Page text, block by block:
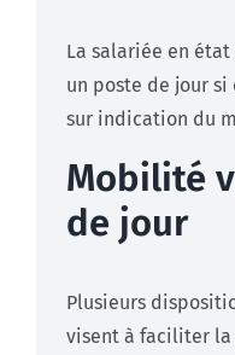
La salariée en état
un poste de jour
sur indication du
Mobilité
de jour
Plusieurs
visent à faciliter